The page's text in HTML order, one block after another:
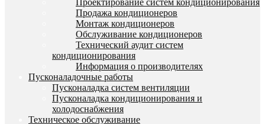
Проектирование систем кондиционирования
Продажа кондиционеров
Монтаж кондиционеров
Обслуживание кондиционеров
Технический аудит систем
кондиционирования
Информация о производителях
Пусконаладочные работы
Пусконаладка систем вентиляции
Пусконаладка кондиционирования и
холодоснабжения
Техническое обслуживание